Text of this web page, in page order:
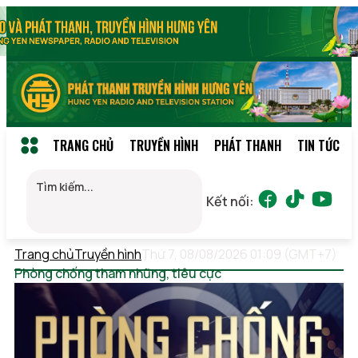
TRANG CHỦ TRUYỀN HÌNH PHÁT THANH TIN TỨC
Kết nối:
Trang chủTruyền hình
Phòng chống tham nhũng, tiêu cực
Thứ 7, 08/08/2026 01:09 (GMT+7)